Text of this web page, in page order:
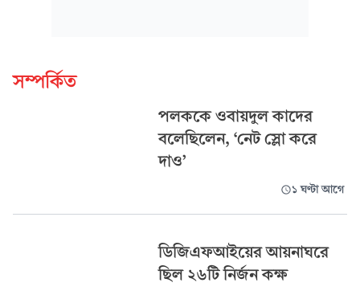
সম্পর্কিত
পলককে ওবায়দুল কাদের
বলেছিলেন, ‘নেট স্লো করে
দাও’
১ ঘণ্টা আগে
ডিজিএফআইয়ের আয়নাঘরে
ছিল ২৬টি নির্জন কক্ষ